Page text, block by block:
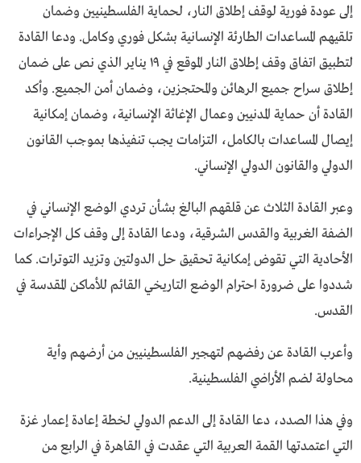
إلى عودة فورية لوقف إطلاق النار، لحماية الفلسطينيين وضمان
تلقيهم المساعدات الطارئة الإنسانية بشكل فوري وكامل. ودعا القادة
لتطبيق اتفاق وقف إطلاق النار الموقع في ١٩ يناير الذي نص على ضمان
إطلاق سراح جميع الرهائن والمحتجزين، وضمان أمن الجميع. وأكد
القادة أن حماية المدنيين وعمال الإغاثة الإنسانية، وضمان إمكانية
إيصال المساعدات بالكامل، التزامات يجب تنفيذها بموجب القانون
الدولي والقانون الدولي الإنساني.
وعبر القادة الثلاث عن قلقهم البالغ بشأن تردي الوضع الإنساني في
الضفة الغربية والقدس الشرقية، ودعا القادة إلى وقف كل الإجراءات
الأحادية التي تقوض إمكانية تحقيق حل الدولتين وتزيد التوترات. كما
شددوا على ضرورة احترام الوضع التاريخي القائم للأماكن المقدسة في
القدس.
وأعرب القادة عن رفضهم لتهجير الفلسطينيين من أرضهم وأية
محاولة لضم الأراضي الفلسطينية.
وفي هذا الصدد، دعا القادة إلى الدعم الدولي لخطة إعادة إعمار غزة
التي اعتمدتها القمة العربية التي عقدت في القاهرة في الرابع من